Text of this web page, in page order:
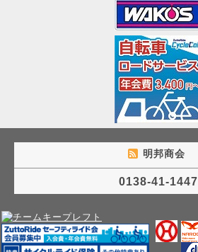
明邦商会
0138-41-1447